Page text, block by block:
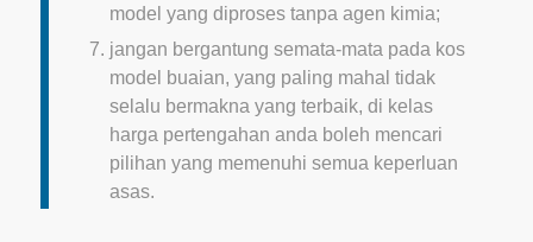
model yang diproses tanpa agen kimia;
jangan bergantung semata-mata pada kos
model buaian, yang paling mahal tidak
selalu bermakna yang terbaik, di kelas
harga pertengahan anda boleh mencari
pilihan yang memenuhi semua keperluan
asas.